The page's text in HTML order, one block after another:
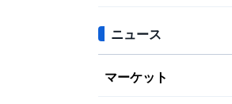
ニュース
マーケット